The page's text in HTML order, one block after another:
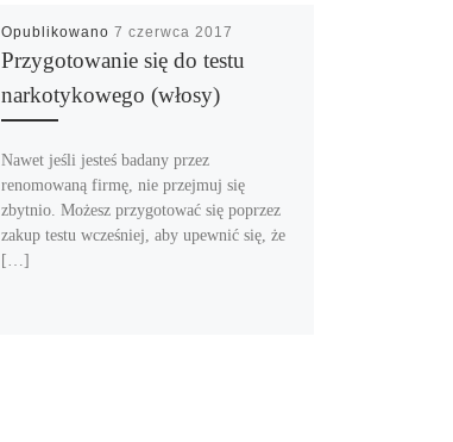
Opublikowano 7 czerwca 2017
Przygotowanie się do testu
narkotykowego (włosy)
Nawet jeśli jesteś badany przez
renomowaną firmę, nie przejmuj się
zbytnio. Możesz przygotować się poprzez
zakup testu wcześniej, aby upewnić się, że
[…]